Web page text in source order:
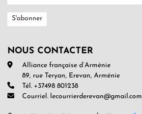
NOUS CONTACTER
Alliance française d’Arménie
89, rue Teryan, Erevan, Arménie
Tél. +37498 801238
Courriel. lecourrierderevan@gmail.com